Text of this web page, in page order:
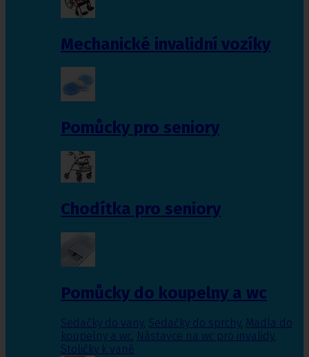
Mechanické invalidní vozíky
Pomůcky pro seniory
Chodítka pro seniory
Pomůcky do koupelny a wc
Sedačky do vany, Sedačky do sprchy, Madla do
koupelny a wc, Nástavce na wc pro invalidy,
Stoličky k vaně